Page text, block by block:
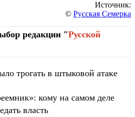
Источник:
© Русская Семерка
редакции "Русской
трогать в штыковой атаке
кому на самом деле
власть